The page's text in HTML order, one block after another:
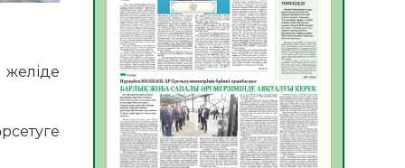
желіде
06.08.2026
35
Инфекциялық ауруларға
қарсы иммундау
жұмыстарының тиімділігі
06.08.2026
36
Көкжөтел ауруы туралы